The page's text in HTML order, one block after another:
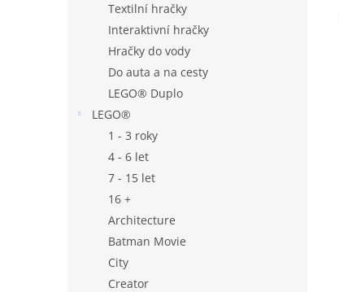
Textilní hračky
Interaktivní hračky
Hračky do vody
Do auta a na cesty
LEGO® Duplo
LEGO®
1 - 3 roky
4 - 6 let
7 - 15 let
16 +
Architecture
Batman Movie
City
Creator